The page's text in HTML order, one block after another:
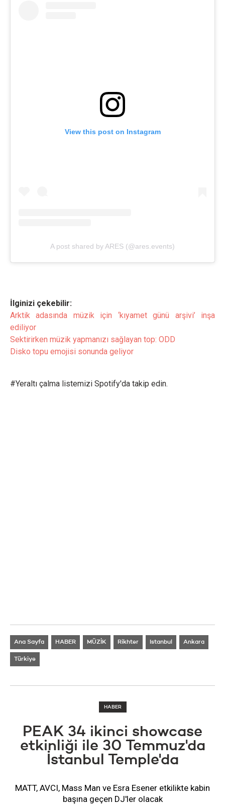
View this post on Instagram
A post shared by ARES (@ares.events)
İlginizi çekebilir:
Arktik adasında müzik için ‘kıyamet günü arşivi’ inşa
ediliyor
Sektirirken müzik yapmanızı sağlayan top: ODD
Disko topu emojisi sonunda geliyor
#Yeraltı çalma listemizi Spotify'da takip edin.
Ana Sayfa HABER MÜZİK Rikhter Istanbul Ankara
Türkiye
HABER
PEAK 34 ikinci showcase
etkinliği ile 30 Temmuz'da
İstanbul Temple'da
MATT, AVCI, Mass Man ve Esra Esener etkilikte kabin
başına geçen DJ'ler olacak